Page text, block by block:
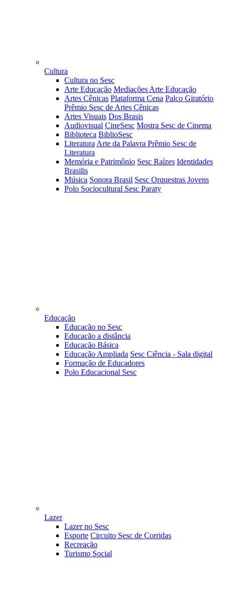
Cultura
Cultura no Sesc
Arte Educação Mediações Arte Educação
Artes Cênicas Plataforma Cena Palco Giratório
Prêmio Sesc de Artes Cênicas
Artes Visuais Dos Brasis
Audiovisual CineSesc Mostra Sesc de Cinema
Biblioteca BiblioSesc
Literatura Arte da Palavra Prêmio Sesc de
Literatura
Memória e Patrimônio Sesc Raízes Identidades
Brasilis
Música Sonora Brasil Sesc Orquestras Jovens
Polo Sociocultural Sesc Paraty
Educação
Educação no Sesc
Educação a distância
Educação Básica
Educação Ampliada Sesc Ciência - Sala digital
Formação de Educadores
Polo Educacional Sesc
Lazer
Lazer no Sesc
Esporte Circuito Sesc de Corridas
Recreação
Turismo Social